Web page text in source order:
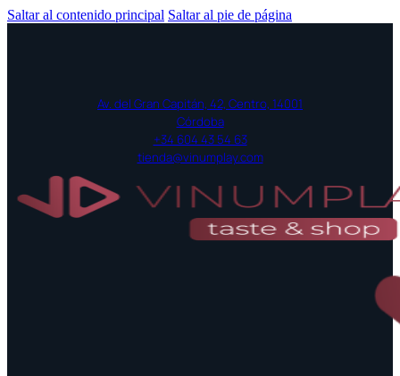
Saltar al contenido principal Saltar al pie de página
Av. del Gran Capitán, 42, Centro, 14001
Córdoba
+34 604 43 54 63
tienda@vinumplay.com